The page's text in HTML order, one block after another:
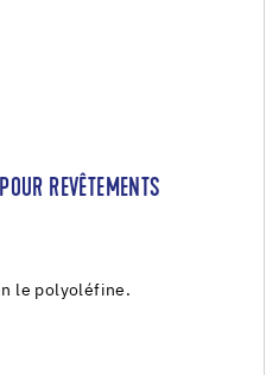
REVÊTEMENTS
le polyoléfine.